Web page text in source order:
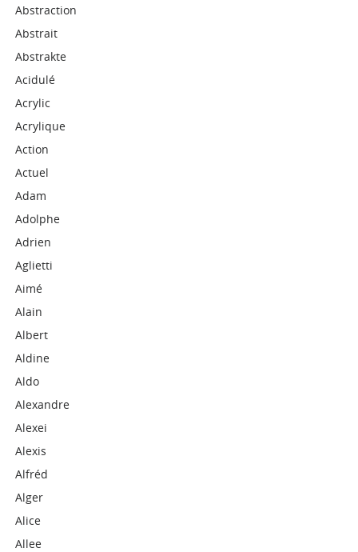
Abstraction
Abstrait
Abstrakte
Acidulé
Acrylic
Acrylique
Action
Actuel
Adam
Adolphe
Adrien
Aglietti
Aimé
Alain
Albert
Aldine
Aldo
Alexandre
Alexei
Alexis
Alfréd
Alger
Alice
Allee